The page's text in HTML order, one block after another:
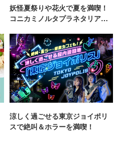
妖怪夏祭りや花火で夏を満喫！
コニカミノルタプラネタリア
涼しく過ごせる東京ジョイポリ
スで絶叫＆ホラーを満喫！